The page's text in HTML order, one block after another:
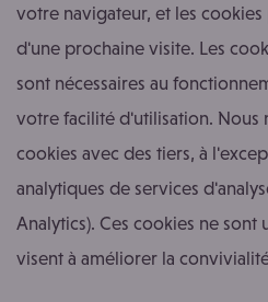
votre navigateur, et les
d'une prochaine visite. Les
sont nécessaires au
votre facilité d'utilisation. Nous
cookies avec des tiers, à
analytiques de services
Analytics). Ces cookies ne sont
visent à améliorer la